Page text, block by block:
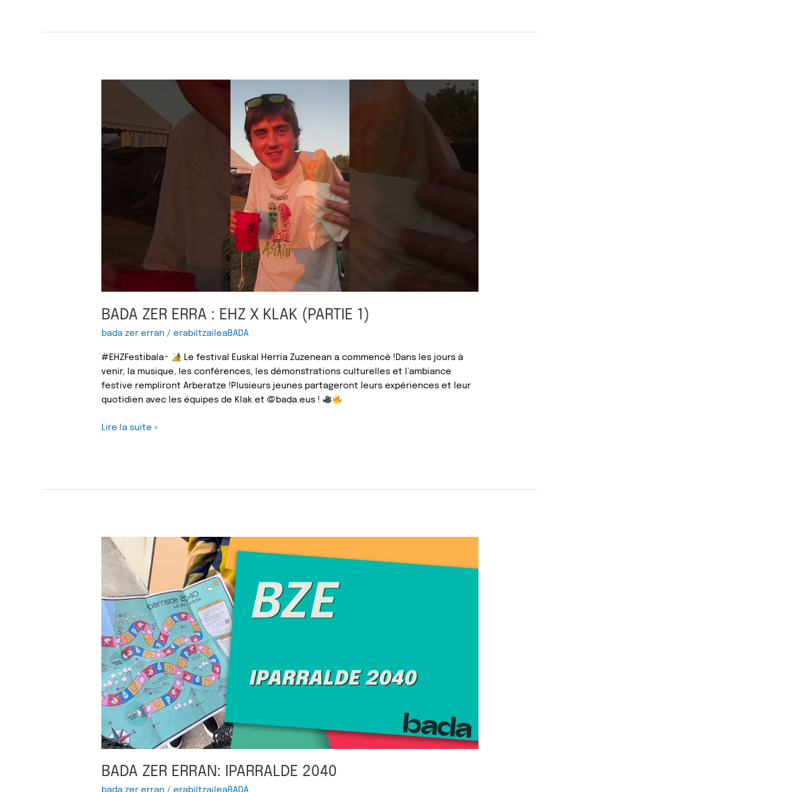
BADA ZER ERRA : EHZ X KLAK (PARTIE 1)
bada zer erran /erabiltzaileaBADA
#EHZFestibala~
Le festival Euskal Herria Zuzenean a commencé !Dans les jours à
venir, la musique, les conférences, les démonstrations culturelles et l’ambiance
festive rempliront Arberatze !Plusieurs jeunes partageront leurs expériences et leur
quotidien avec les équipes de Klak et @bada.eus !
:
EHZ
Lire la suite »
BADA ZER ERRAN: IPARRALDE 2040
BADA
ERRAN:
IPARRALDE
2040